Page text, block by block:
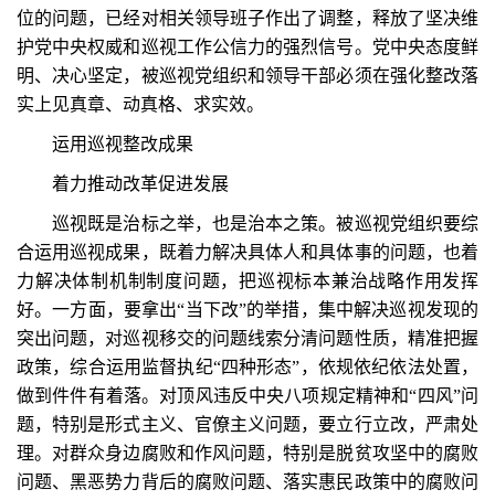
位的问题，已经对相关领导班子作出了调整，释放了坚决维
护党中央权威和巡视工作公信力的强烈信号。党中央态度鲜
明、决心坚定，被巡视党组织和领导干部必须在强化整改落
实上见真章、动真格、求实效。
运用巡视整改成果
着力推动改革促进发展
巡视既是治标之举，也是治本之策。被巡视党组织要综
合运用巡视成果，既着力解决具体人和具体事的问题，也着
力解决体制机制制度问题，把巡视标本兼治战略作用发挥
好。一方面，要拿出“当下改”的举措，集中解决巡视发现的
突出问题，对巡视移交的问题线索分清问题性质，精准把握
政策，综合运用监督执纪“四种形态”，依规依纪依法处置，
做到件件有着落。对顶风违反中央八项规定精神和“四风”问
题，特别是形式主义、官僚主义问题，要立行立改，严肃处
理。对群众身边腐败和作风问题，特别是脱贫攻坚中的腐败
问题、黑恶势力背后的腐败问题、落实惠民政策中的腐败问